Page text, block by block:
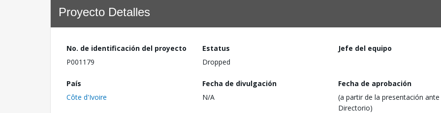
Proyecto Detalles
No. de identificación del proyecto
P001179
Estatus
Dropped
Jefe del equipo
País
Côte d'Ivoire
Fecha de divulgación
N/A
Fecha de aprobación
(a partir de la presentación ante
Directorio)